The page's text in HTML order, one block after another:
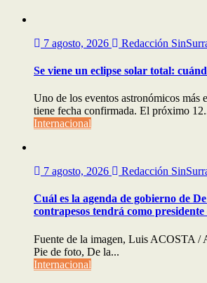
7 agosto, 2026 Redacción
Se viene un eclipse solar total:
Uno de los eventos astronómicos más
tiene fecha confirmada. El próximo
Internacional
7 agosto, 2026 Redacción
Cuál es la agenda de gobierno de
contrapesos tendrá como
Fuente de la imagen, Luis ACOSTA /
Pie de foto, De la...
Internacional